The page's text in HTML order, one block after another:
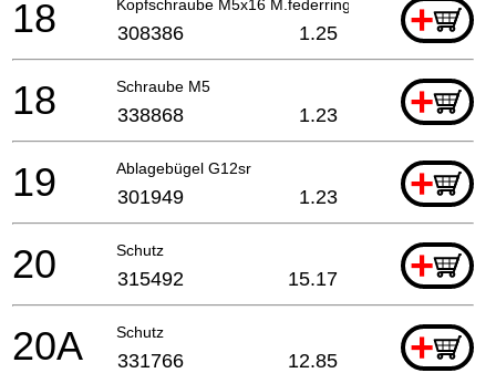
Kopfschraube M5x16 M.federring +
18 308386 1.25
Schraube M5 +
18 338868 1.23
Ablagebügel G12sr +
19 301949 1.23
Schutz +
20 315492 15.17
Schutz +
20A 331766 12.85